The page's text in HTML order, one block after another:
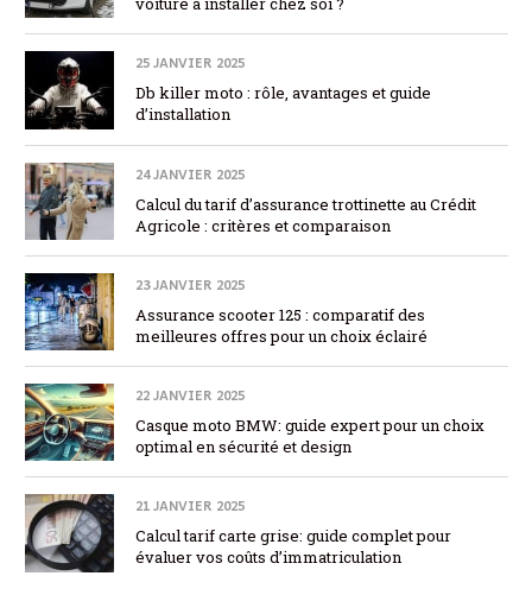
25 JANVIER 2025
Db killer moto : rôle, avantages et guide
d’installation
24 JANVIER 2025
Calcul du tarif d’assurance trottinette au Crédit
Agricole : critères et comparaison
23 JANVIER 2025
Assurance scooter 125 : comparatif des
meilleures offres pour un choix éclairé
22 JANVIER 2025
Casque moto BMW: guide expert pour un choix
optimal en sécurité et design
21 JANVIER 2025
Calcul tarif carte grise: guide complet pour
évaluer vos coûts d’immatriculation